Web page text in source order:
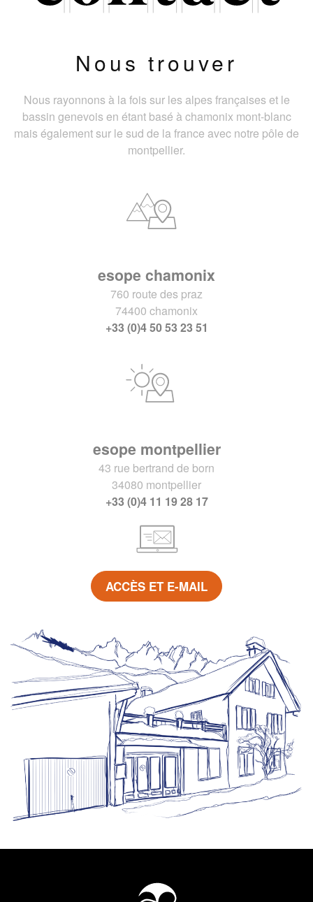
Nous trouver
Nous rayonnons à la fois sur les alpes françaises et le
bassin genevois en étant basé à chamonix mont-blanc
mais également sur le sud de la france avec notre pôle de
montpellier.
esope chamonix
760 route des praz
74400 chamonix
+33 (0)4 50 53 23 51
esope montpellier
43 rue bertrand de born
34080 montpellier
+33 (0)4 11 19 28 17
ACCÈS ET E-MAIL